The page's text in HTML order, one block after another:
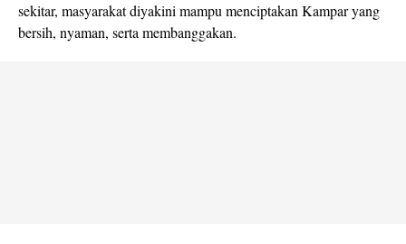
sekitar, masyarakat diyakini mampu menciptakan Kampar yang
bersih, nyaman, serta membanggakan.